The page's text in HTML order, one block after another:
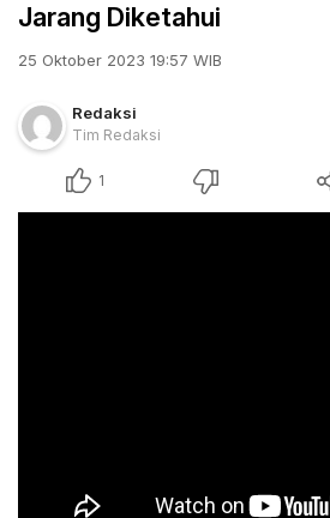
Jarang Diketahui
25 Oktober 2023 19:57 WIB
Redaksi
Tim Redaksi
1